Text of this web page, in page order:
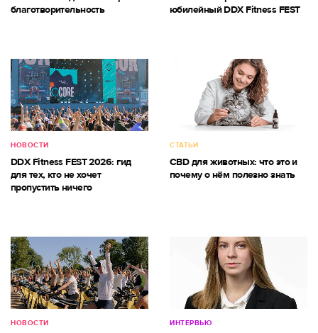
благотворительность
юбилейный DDX Fitness FEST
НОВОСТИ
DDX Fitness FEST 2026: гид
для тех, кто не хочет
пропустить ничего
СТАТЬИ
CBD для животных: что это и
почему о нём полезно знать
НОВОСТИ ИНТЕРВЬЮ